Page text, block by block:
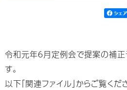
令和元年６月定例会で提案の補
す。
以下「関連ファイル」からご覧くだ